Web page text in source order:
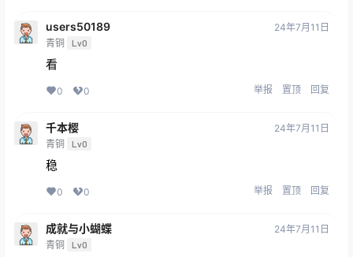
users50189
青铜 Lv0
24年7月11日
看
0 0 举报 置顶 回复
千本樱
青铜 Lv0
24年7月11日
稳
0 0 举报 置顶 回复
成就与小蝴蝶
青铜 Lv0
24年7月11日